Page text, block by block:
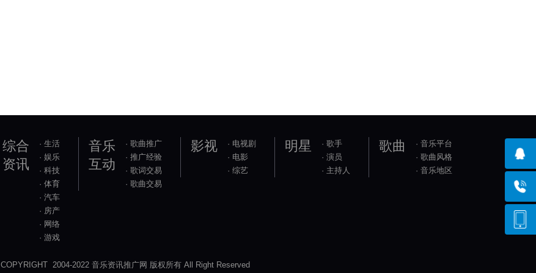
歌曲
· 音乐平台
· 歌曲风格
· 音乐地区
明星
· 歌手
· 演员
· 主持人
影视
· 电视剧
· 电影
· 综艺
音乐
互动
· 歌曲推广
· 推广经验
· 歌词交易
· 歌曲交易
综合
资讯
· 生活
· 娱乐
· 科技
· 体育
· 汽车
· 房产
· 网络
· 游戏
COPYRIGHT 2004-2022 音乐资讯推广网 版权所有 All Right Reserved